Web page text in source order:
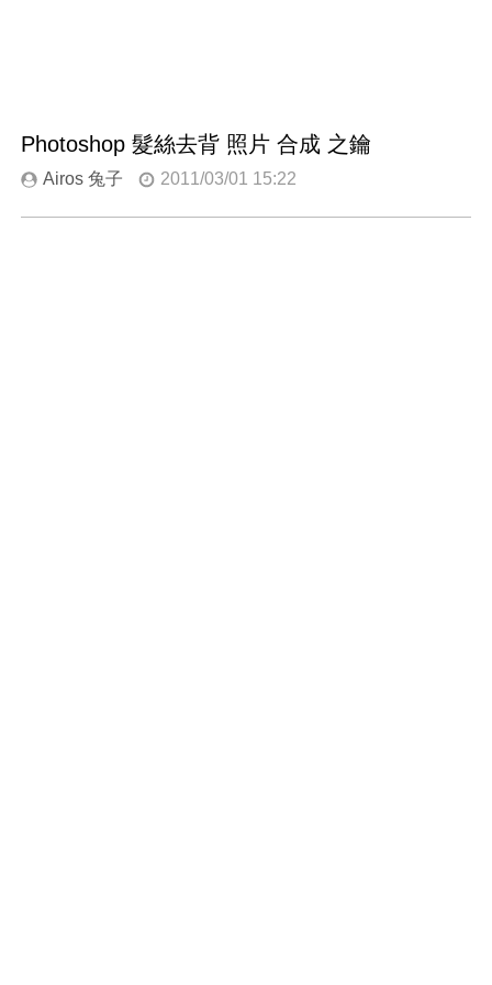
Photoshop 髮絲去背 照片 合成 之鑰
Airos 兔子 2011/03/01 15:22